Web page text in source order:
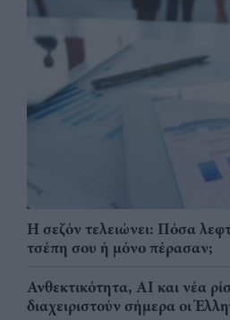
Η σεζόν τελειώνει: Πόσα
τσέπη σου ή μόνο πέρασαν;
Ανθεκτικότητα, AI και νέα
διαχειριστούν σήμερα οι